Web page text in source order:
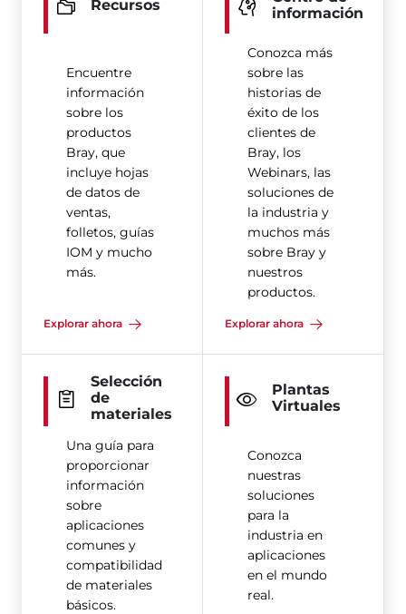
Recursos
Encuentre
información
sobre los
productos
Bray, que
incluye hojas
de datos de
ventas,
folletos, guías
IOM y mucho
más.
Explorar ahora
información
Conozca más
sobre las
historias de
éxito de los
clientes de
Bray, los
Webinars, las
soluciones de
la industria y
muchos más
sobre Bray y
nuestros
productos.
Explorar ahora
Selección
de
materiales
Una guía para
proporcionar
información
sobre
aplicaciones
comunes y
compatibilidad
de materiales
básicos.
Plantas
Virtuales
Conozca
nuestras
soluciones
para la
industria en
aplicaciones
en el mundo
real.